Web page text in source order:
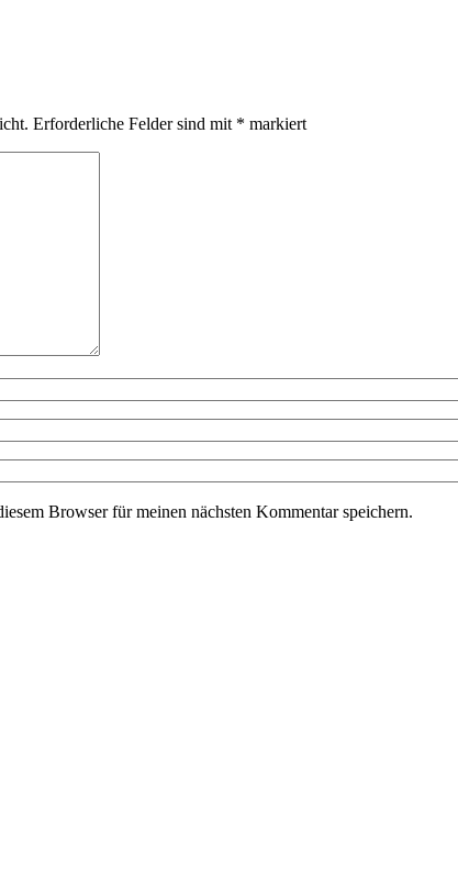
Erforderliche Felder sind mit * markiert
Browser für meinen nächsten Kommentar speichern.